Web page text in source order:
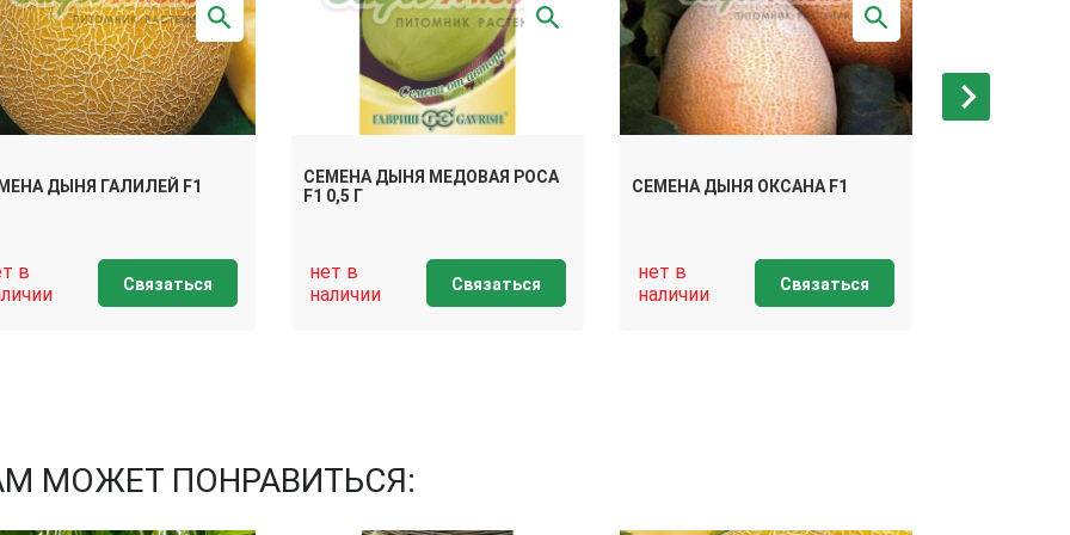
ДЫНЯ ГАЛИЛЕЙ F1
в
Связаться
СЕМЕНА ДЫНЯ МЕДОВАЯ РОСА
F1 0,5 Г
нет в
наличии
Связаться
СЕМЕНА ДЫНЯ ОКСАНА F1
нет в
наличии
Связаться
МОЖЕТ ПОНРАВИТЬСЯ: